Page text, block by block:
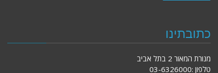
כתובתינו
מנורת המאור 2 בתל אביב
טלפון :03-6326000